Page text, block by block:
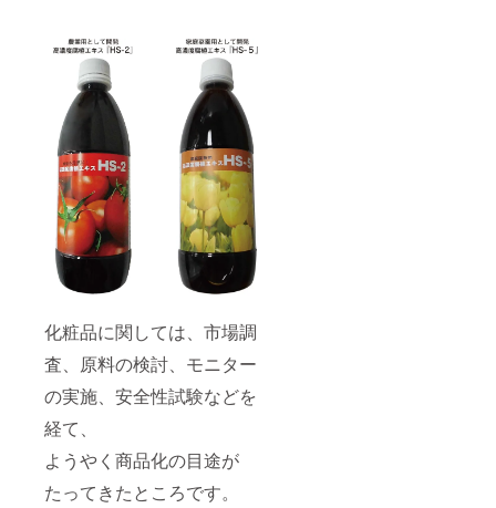
化粧品に関しては、市場調
査、原料の検討、モニター
の実施、安全性試験などを
経て、
ようやく商品化の目途が
たってきたところです。